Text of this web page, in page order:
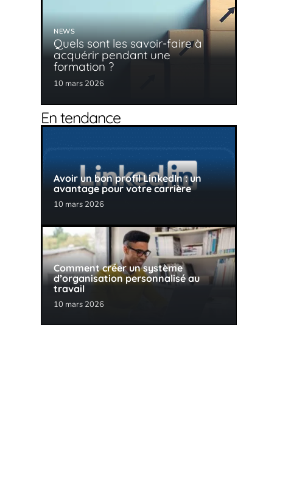
NEWS
Quels sont les savoir-faire à
acquérir pendant une
formation ?
10 mars 2026
En tendance
Avoir un bon profil LinkedIn : un
avantage pour votre carrière
10 mars 2026
Comment créer un système
d’organisation personnalisé au
travail
10 mars 2026